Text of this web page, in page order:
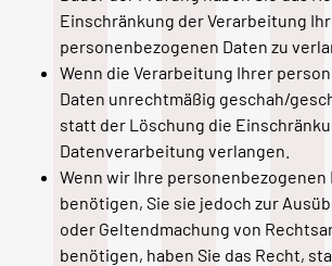
Einschränkung der Verarbeitung
personenbezogenen Daten zu
Wenn die Verarbeitung Ihrer
Daten unrechtmäßig geschah/
statt der Löschung die
Datenverarbeitung verlangen.
Wenn wir Ihre
benötigen, Sie sie jedoch zur
oder Geltendmachung von
benötigen, haben Sie das Recht,